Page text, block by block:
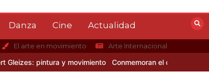
Danza Cine Actualidad
El arte en movimiento Arte Internacional
pintura y movimiento Conmemoran el centenario del